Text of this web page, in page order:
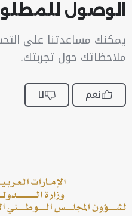
الوصول
يمكنك مساعدتنا على
ملاحظاتك حول تجربتك.
نعم لا